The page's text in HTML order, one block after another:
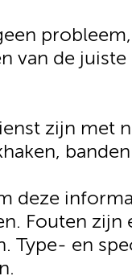
van de
zijn met
deze
Fouten zijn
Type- en